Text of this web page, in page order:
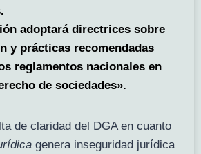
adoptará directrices sobre
y prácticas recomendadas
reglamentos nacionales en
de sociedades».
de claridad del DGA en cuanto
genera inseguridad jurídica